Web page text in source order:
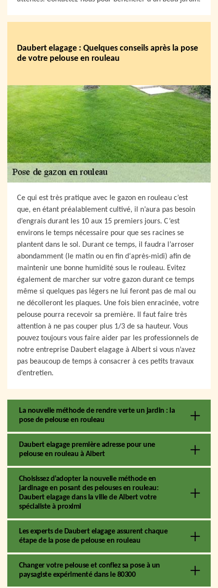
Daubert elagage : Quelques conseils après la pose
de votre pelouse en rouleau
Ce qui est très pratique avec le gazon en rouleau c’est
que, en étant préalablement cultivé, il n’aura pas besoin
d’engrais durant les 10 aux 15 premiers jours. C’est
environs le temps nécessaire pour que ses racines se
plantent dans le sol. Durant ce temps, il faudra l’arroser
abondamment (le matin ou en fin d‘après-midi) afin de
maintenir une bonne humidité sous le rouleau. Evitez
également de marcher sur votre gazon durant ce temps
même si quelques pas légers ne lui feront pas de mal ou
ne décolleront les plaques. Une fois bien enracinée, votre
pelouse pourra recevoir sa première. Il faut faire très
attention à ne pas couper plus 1/3 de sa hauteur. Vous
pouvez toujours vous faire aider par les professionnels de
notre entreprise Daubert elagage à Albert si vous n’avez
pas beaucoup de temps à consacrer à ces petits travaux
d’entretien.
La nouvelle méthode de rendre verte un jardin : la
pose de pelouse en rouleau
Daubert elagage première adresse pour une
pelouse en rouleau à Albert
Choisissez d’adopter la nouvelle méthode en
jardinage en posant des pelouses en rouleau:
Daubert elagage dans la ville de Albert votre
spécialiste à proximi
Les experts de Daubert elagage assurent chaque
étape de la pose de pelouse en rouleau
Changer votre pelouse et confiez sa pose à un
paysagiste expérimenté dans le 80300